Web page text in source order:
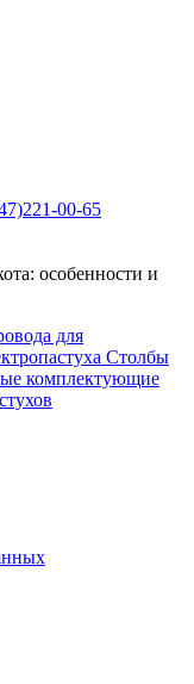
00-65
особенности и
для
Столбы
комплектующие